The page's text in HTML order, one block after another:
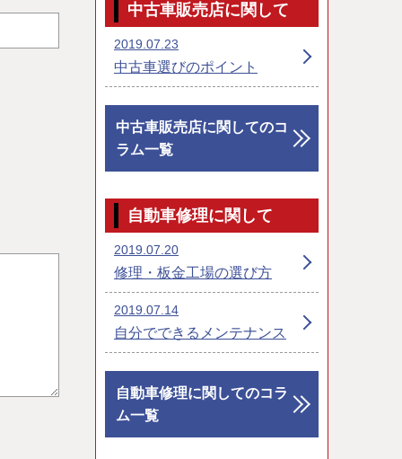
中古車販売店に関して
2019.07.23
中古車選びのポイント
中古車販売店に関してのコ
ラム一覧
自動車修理に関して
2019.07.20
修理・板金工場の選び方
2019.07.14
自分でできるメンテナンス
自動車修理に関してのコラ
ム一覧